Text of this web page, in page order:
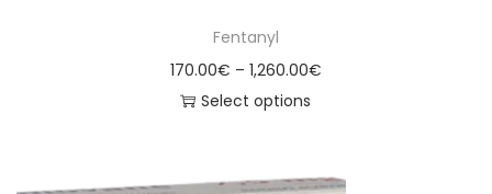
Fentanyl
170.00€ – 1,260.00€
Select options